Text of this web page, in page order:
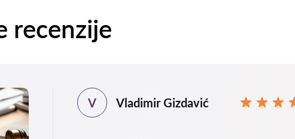
recenzije
V Vladimir Gizdavić